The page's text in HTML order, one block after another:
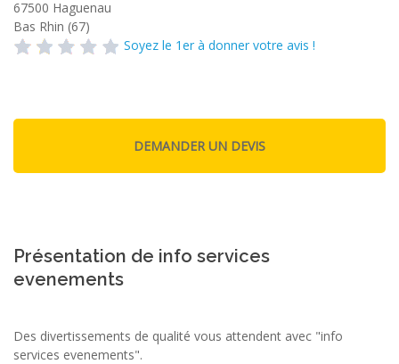
67500 Haguenau
Bas Rhin (67)
Soyez le 1er à donner votre avis !
Présentation de info services
evenements
Des divertissements de qualité vous attendent avec "info
services evenements".